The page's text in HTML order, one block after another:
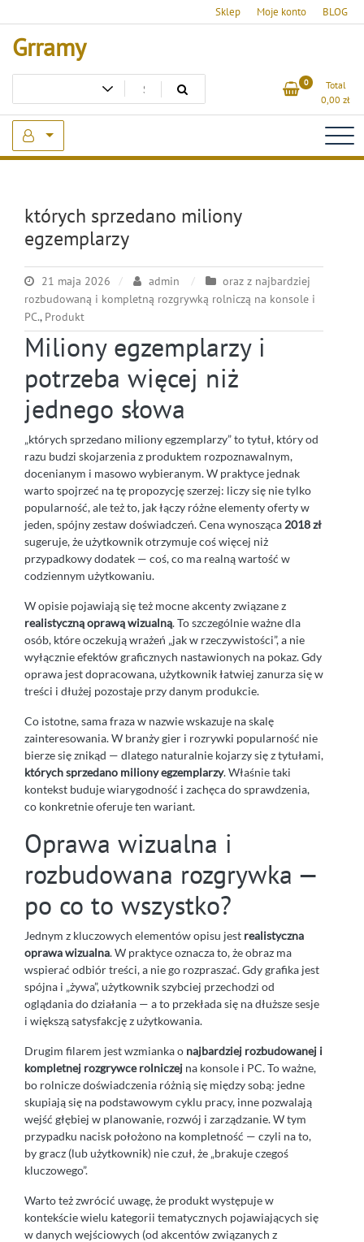
to
content
Sklep Moje konto BLOG
Grramy
0
Total
0,00 zł
których sprzedano miliony
egzemplarzy
21 maja 2026 admin
oraz z najbardziej
rozbudowaną i kompletną rozgrywką rolniczą na konsole i
PC., Produkt
Miliony egzemplarzy i
potrzeba więcej niż
jednego słowa
„których sprzedano miliony egzemplarzy” to tytuł, który od
razu budzi skojarzenia z produktem rozpoznawalnym,
docenianym i masowo wybieranym. W praktyce jednak
warto spojrzeć na tę propozycję szerzej: liczy się nie tylko
popularność, ale też to, jak łączy różne elementy oferty w
jeden, spójny zestaw doświadczeń. Cena wynosząca 2018 zł
sugeruje, że użytkownik otrzymuje coś więcej niż
przypadkowy dodatek — coś, co ma realną wartość w
codziennym użytkowaniu.
W opisie pojawiają się też mocne akcenty związane z
realistyczną oprawą wizualną. To szczególnie ważne dla
osób, które oczekują wrażeń „jak w rzeczywistości”, a nie
wyłącznie efektów graficznych nastawionych na pokaz. Gdy
oprawa jest dopracowana, użytkownik łatwiej zanurza się w
treści i dłużej pozostaje przy danym produkcie.
Co istotne, sama fraza w nazwie wskazuje na skalę
zainteresowania. W branży gier i rozrywki popularność nie
bierze się znikąd — dlatego naturalnie kojarzy się z tytułami,
których sprzedano miliony egzemplarzy. Właśnie taki
kontekst buduje wiarygodność i zachęca do sprawdzenia,
co konkretnie oferuje ten wariant.
Oprawa wizualna i
rozbudowana rozgrywka —
po co to wszystko?
Jednym z kluczowych elementów opisu jest realistyczna
oprawa wizualna. W praktyce oznacza to, że obraz ma
wspierać odbiór treści, a nie go rozpraszać. Gdy grafika jest
spójna i „żywa”, użytkownik szybciej przechodzi od
oglądania do działania — a to przekłada się na dłuższe sesje
i większą satysfakcję z użytkowania.
Drugim filarem jest wzmianka o najbardziej rozbudowanej i
kompletnej rozgrywce rolniczej na konsole i PC. To ważne,
bo rolnicze doświadczenia różnią się między sobą: jedne
skupiają się na podstawowym cyklu pracy, inne pozwalają
wejść głębiej w planowanie, rozwój i zarządzanie. W tym
przypadku nacisk położono na kompletność — czyli na to,
by gracz (lub użytkownik) nie czuł, że „brakuje czegoś
kluczowego”.
Warto też zwrócić uwagę, że produkt występuje w
kontekście wielu kategorii tematycznych pojawiających się
w danych wejściowych (od akcentów związanych z